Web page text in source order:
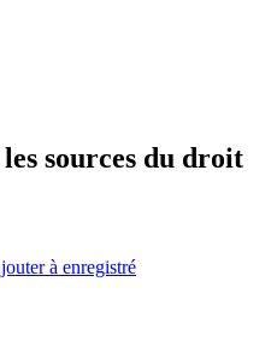
sources du droit
à enregistré